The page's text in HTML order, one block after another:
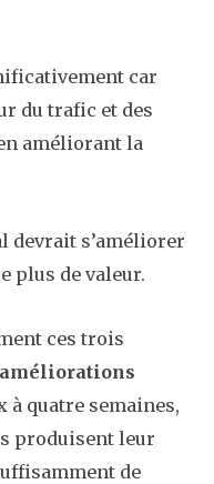
car
du trafic et des
améliorant la
devrait s’améliorer
plus de valeur.
ces trois
améliorations
à quatre semaines,
produisent leur
de